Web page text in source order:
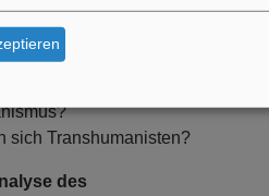
und KI zum
sich Transhumanisten?
des